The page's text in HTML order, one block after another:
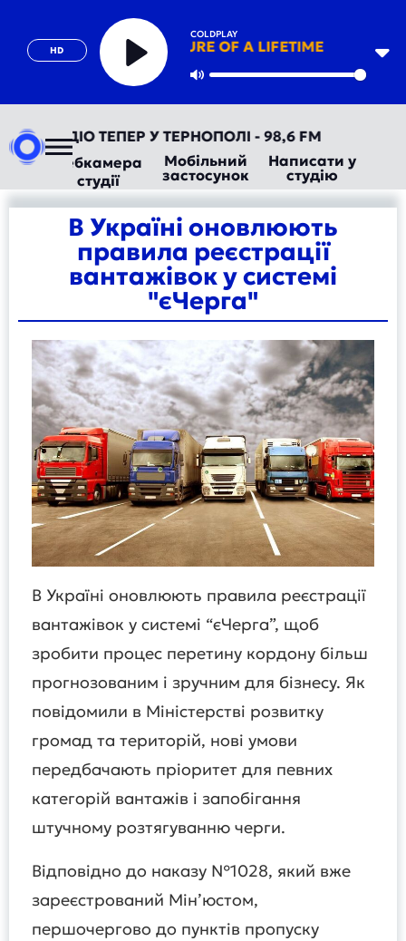
HD
COLDPLAY
ADVENTURE OF A LIFETIME
Play
ТЕПЕР У ТЕРНОПОЛІ - 98,6 FM
Вебкамера
студії
Мобільний
застосунок
Написати у
студію
В Україні оновлюють
правила реєстрації
вантажівок у системі
"єЧерга"
В Україні оновлюють правила реєстрації
вантажівок у системі “єЧерга”, щоб
зробити процес перетину кордону більш
прогнозованим і зручним для бізнесу. Як
повідомили в Міністерстві розвитку
громад та територій, нові умови
передбачають пріоритет для певних
категорій вантажів і запобігання
штучному розтягуванню черги.
Відповідно до наказу №1028, який вже
зареєстрований Мін’юстом,
першочергово до пунктів пропуску